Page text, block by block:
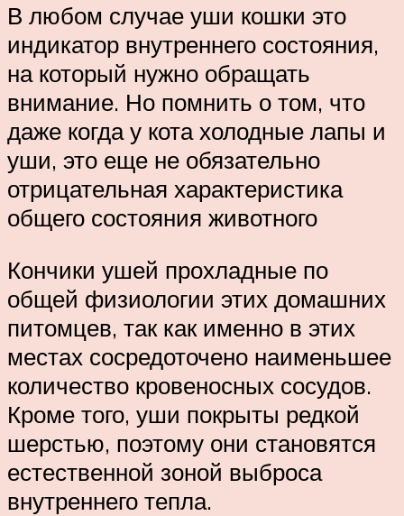
В любом случае уши кошки это
индикатор внутреннего состояния,
на который нужно обращать
внимание. Но помнить о том, что
даже когда у кота холодные лапы и
уши, это еще не обязательно
отрицательная характеристика
общего состояния животного
Кончики ушей прохладные по
общей физиологии этих домашних
питомцев, так как именно в этих
местах сосредоточено наименьшее
количество кровеносных сосудов.
Кроме того, уши покрыты редкой
шерстью, поэтому они становятся
естественной зоной выброса
внутреннего тепла.